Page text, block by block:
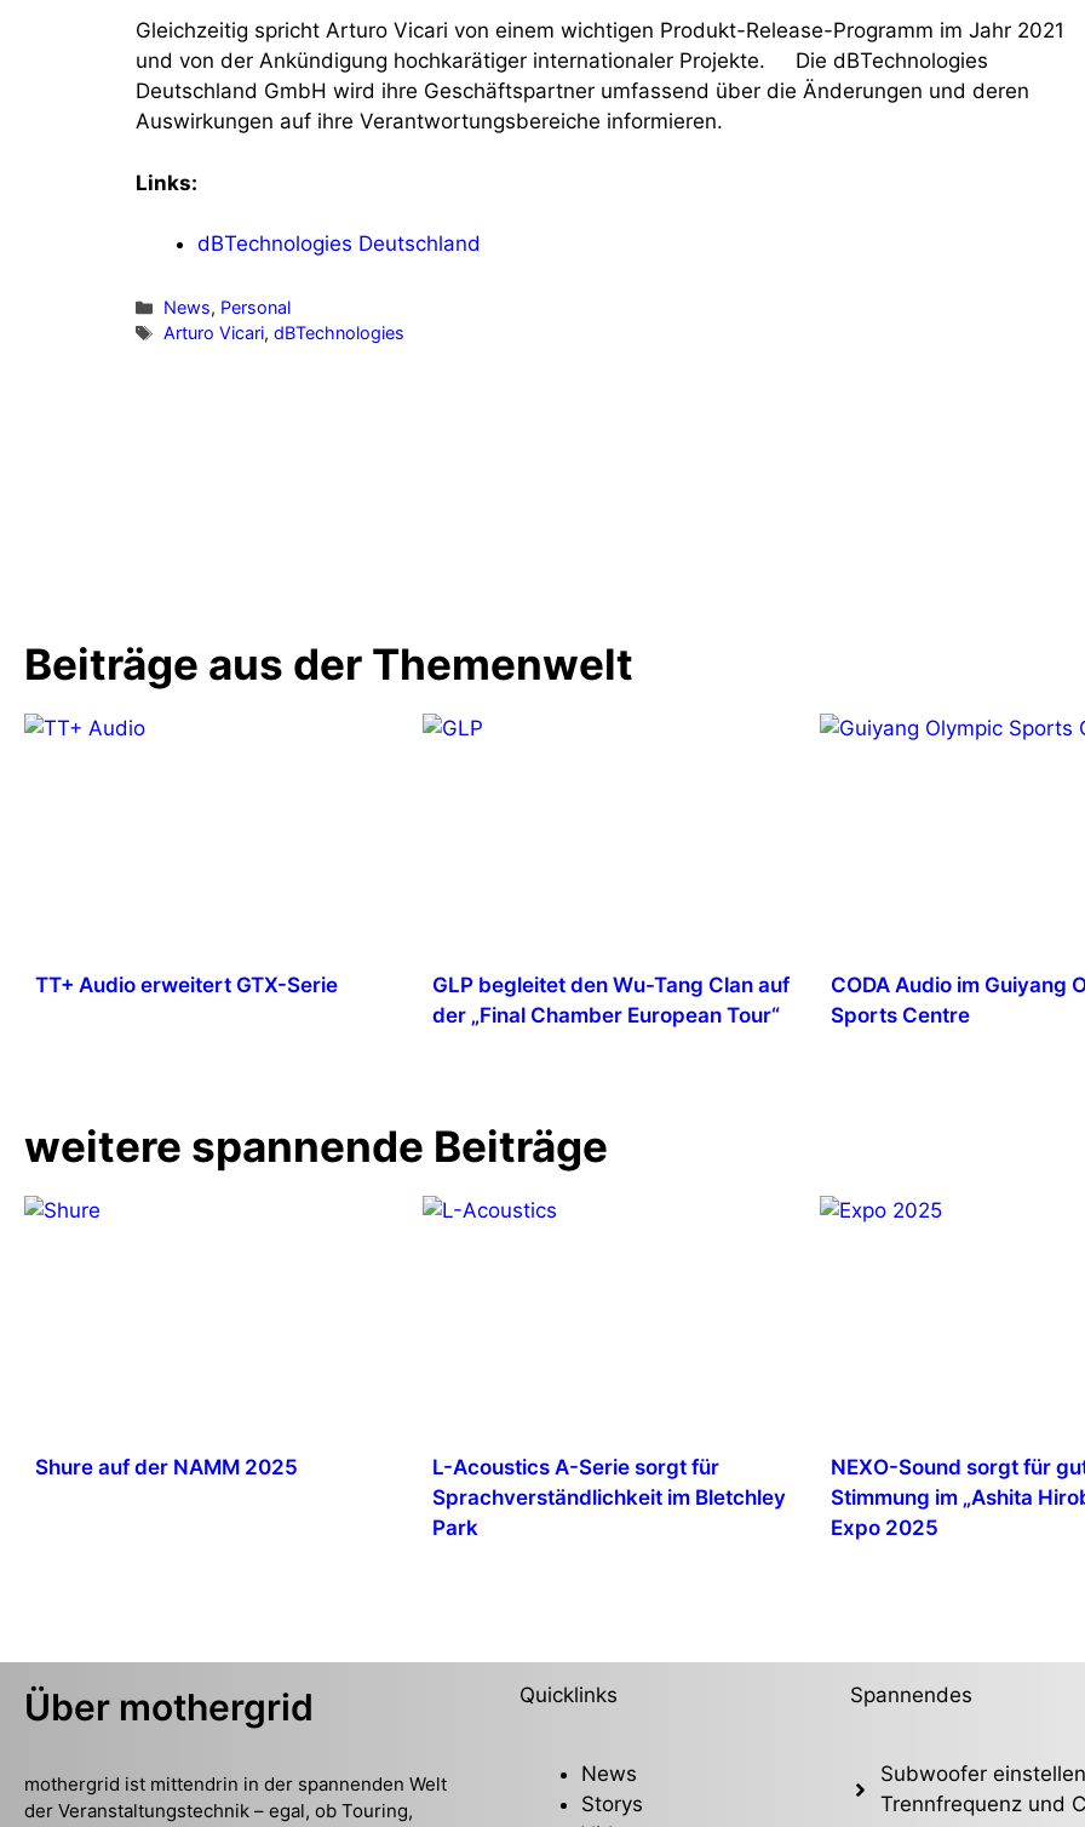
Gleichzeitig spricht Arturo Vicari von einem wichtigen Produkt-Release-Programm im Jahr 2021
und von der Ankündigung hochkarätiger internationaler Projekte. Die dBTechnologies
Deutschland GmbH wird ihre Geschäftspartner umfassend über die Änderungen und deren
Auswirkungen auf ihre Verantwortungsbereiche informieren.
Links:
dBTechnologies Deutschland
Kategorien
News, Personal
Schlagwörter
Arturo Vicari,dBTechnologies
Beiträge aus der Themenwelt
TT+ Audio erweitert GTX-Serie
GLP begleitet den Wu-Tang Clan auf
der „Final Chamber European Tour“
CODA Audio im Guiyang
Sports Centre
weitere spannende Beiträge
Shure auf der NAMM 2025
L-Acoustics A-Serie sorgt für
Sprachverständlichkeit im Bletchley
Park
NEXO-Sound sorgt für
Stimmung im „Ashita
Expo 2025
Über mothergrid
mothergrid ist mittendrin in der spannenden Welt
der Veranstaltungstechnik – egal, ob Touring,
Quicklinks
News
Storys
Spannendes
Subwoofer
Trennfrequenz und